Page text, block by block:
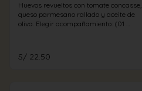
Huevos revueltos con tomate concasse,
queso parmesano rallado y aceite de
oliva. Elegir acompañamiento: (01
S/ 22.50